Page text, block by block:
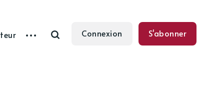
Connexion S'abonner